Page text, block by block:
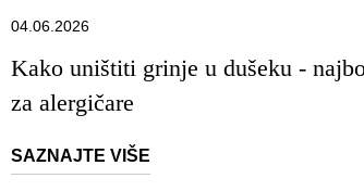
04.06.2026
Kako uništiti grinje u dušeku -
za alergičare
SAZNAJTE VIŠE